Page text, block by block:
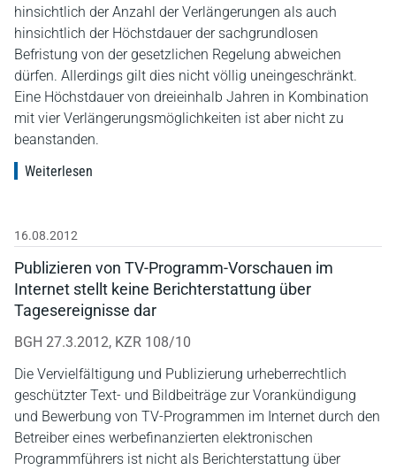
hinsichtlich der Anzahl der Verlängerungen als auch
hinsichtlich der Höchstdauer der sachgrundlosen
Befristung von der gesetzlichen Regelung abweichen
dürfen. Allerdings gilt dies nicht völlig uneingeschränkt.
Eine Höchstdauer von dreieinhalb Jahren in Kombination
mit vier Verlängerungsmöglichkeiten ist aber nicht zu
beanstanden.
Weiterlesen
16.08.2012
Publizieren von TV-Programm-Vorschauen im
Internet stellt keine Berichterstattung über
Tagesereignisse dar
BGH 27.3.2012, KZR 108/10
Die Vervielfältigung und Publizierung urheberrechtlich
geschützter Text- und Bildbeiträge zur Vorankündigung
und Bewerbung von TV-Programmen im Internet durch den
Betreiber eines werbefinanzierten elektronischen
Programmführers ist nicht als Berichterstattung über